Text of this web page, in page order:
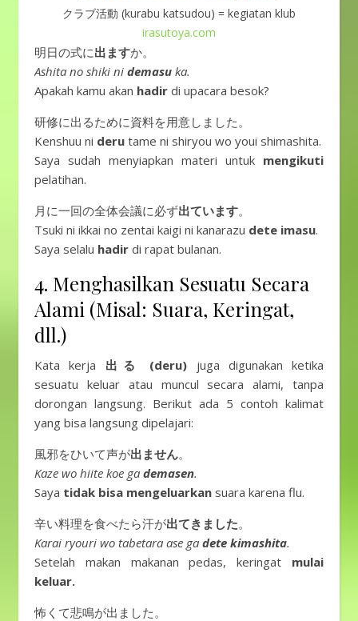
クラブ活動 (kurabu katsudou) = kegiatan klub
irasutoya.com
明日の式に出ますか。
Ashita no shiki ni demasu ka.
Apakah kamu akan hadir di upacara besok?
研修に出るために資料を用意しました。
Kenshuu ni deru tame ni shiryou wo youi shimashita.
Saya sudah menyiapkan materi untuk mengikuti
pelatihan.
月に一回の全体会議に必ず出ています。
Tsuki ni ikkai no zentai kaigi ni kanarazu dete imasu.
Saya selalu hadir di rapat bulanan.
4. Menghasilkan Sesuatu Secara
Alami (Misal: Suara, Keringat,
dll.)
Kata kerja 出る (deru) juga digunakan ketika
sesuatu keluar atau muncul secara alami, tanpa
dorongan langsung. Berikut ada 5 contoh kalimat
yang bisa langsung dipelajari:
風邪をひいて声が出ません。
Kaze wo hiite koe ga demasen.
Saya tidak bisa mengeluarkan suara karena flu.
辛い料理を食べたら汗が出てきました。
Karai ryouri wo tabetara ase ga dete kimashita.
Setelah makan makanan pedas, keringat mulai
keluar.
怖くて悲鳴が出ました。